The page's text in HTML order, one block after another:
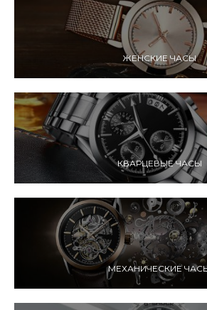
ЖЕНСКИЕ ЧАСЫ
КВАРЦЕВЫЕ ЧАСЫ
МЕХАНИЧЕСКИЕ